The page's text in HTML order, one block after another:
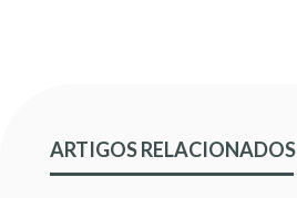
ARTIGOS RELACIONADOS